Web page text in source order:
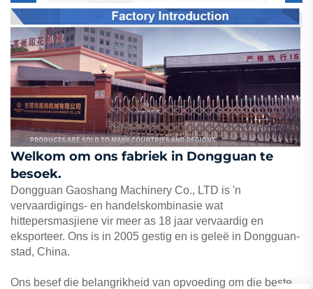
Welkom om ons fabriek in Dongguan te
besoek.
Dongguan Gaoshang Machinery Co., LTD is 'n
vervaardigings- en handelskombinasie wat
hittepersmasjiene vir meer as 18 jaar vervaardig en
eksporteer. Ons is in 2005 gestig en is geleë in Dongguan-
stad, China.
Ons besef die belangrikheid van opvoeding om die beste